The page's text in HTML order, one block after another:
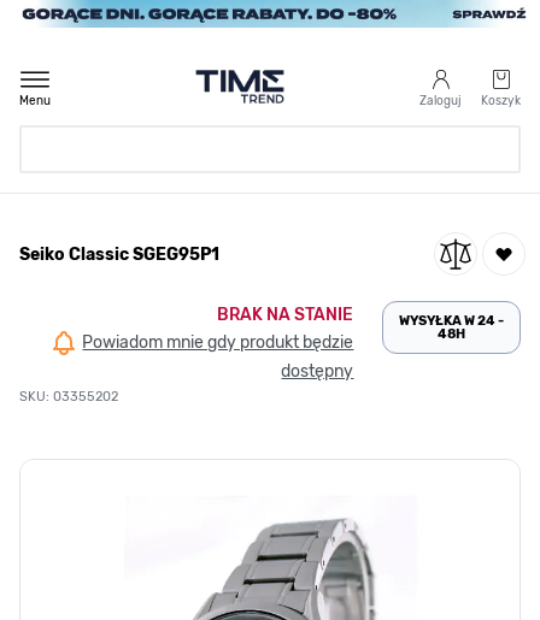
Przejdź do treści
Zaloguj Koszyk
Menu
/
Seiko Classic SGEG95P1
Seiko Classic SGEG95P1
BRAK NA STANIE
Powiadom mnie gdy produkt będzie
dostępny
SKU: 03355202
WYSYŁKA W 24 -
48H